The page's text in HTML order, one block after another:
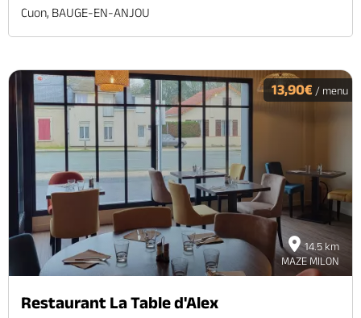
Cuon, BAUGE-EN-ANJOU
14.5 km
MAZE MILON
13,90€ / menu
Restaurant La Table d'Alex